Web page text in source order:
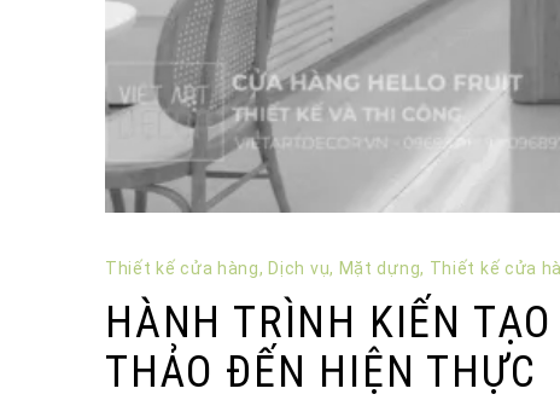
Thiết kế cửa hàng, Dịch vụ, Mặt dựng, Thiết kế cửa
HÀNH TRÌNH KIẾN
THẢO ĐẾN HIỆN THỰC